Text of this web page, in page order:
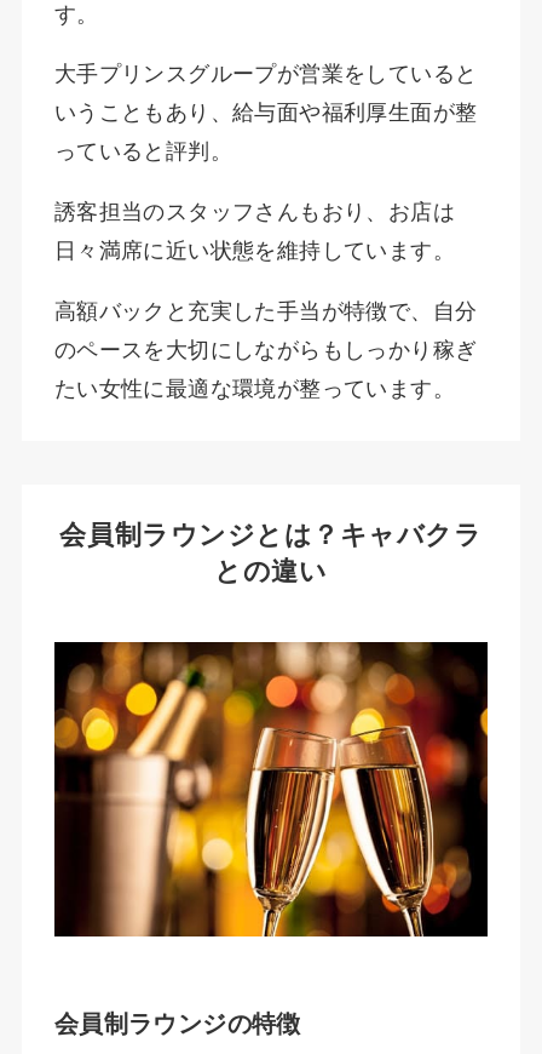
す。
大手プリンスグループが営業をしていると
いうこともあり、給与面や福利厚生面が整
っていると評判。
誘客担当のスタッフさんもおり、お店は
日々満席に近い状態を維持しています。
高額バックと充実した手当が特徴で、自分
のペースを大切にしながらもしっかり稼ぎ
たい女性に最適な環境が整っています。
会員制ラウンジとは？キャバクラ
との違い
会員制ラウンジの特徴